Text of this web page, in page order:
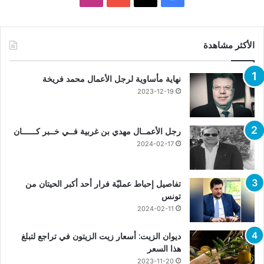
الأكثر مشاهدة
نهاية مأساوية لرجل الأعمال محمد فريخة
2023-12-19
رجل الأعمــال مهدي بن غربية فــي خــبر كــــــان
2024-02-17
تفاصيل إحباط عمليّة فرار أحد أكبر الحيتان من
تونس
2024-02-11
ديوان الزيت: أسعار زيت الزيتون في تراجع لتبلغ
هذا السعر
2023-11-20